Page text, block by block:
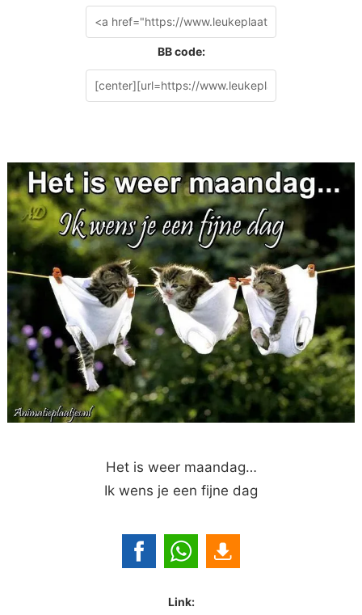
BB code:
Het is weer maandag…
Ik wens je een fijne dag
Link: